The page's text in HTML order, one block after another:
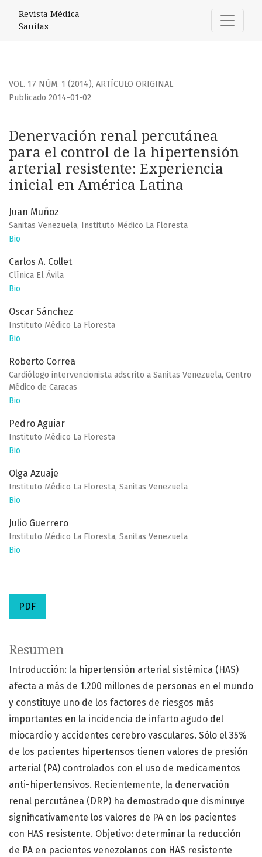
Denervación renal percutánea para el control de la
Revista Médica
Sanitas
VOL. 17 NÚM. 1 (2014), ARTÍCULO ORIGINAL
Denervación renal percutánea
para el control de la hipertensión
arterial resistente: Experiencia
inicial en América Latina
Publicado 2014-01-02
Juan Muñoz
Sanitas Venezuela, Instituto Médico La Floresta
Bio
Carlos A. Collet
Clínica El Ávila
Bio
Oscar Sánchez
Instituto Médico La Floresta
Bio
Roberto Correa
Cardiólogo intervencionista adscrito a Sanitas Venezuela, Centro
Médico de Caracas
Bio
Pedro Aguiar
Instituto Médico La Floresta
Bio
Olga Azuaje
Instituto Médico La Floresta, Sanitas Venezuela
Bio
Julio Guerrero
Instituto Médico La Floresta, Sanitas Venezuela
Bio
PDF
Resumen
Introducción: la hipertensión arterial sistémica (HAS)
afecta a más de 1.200 millones de personas en el mundo
y constituye uno de los factores de riesgos más
importantes en la incidencia de infarto agudo del
miocardio y accidentes cerebro vasculares. Sólo el 35%
de los pacientes hipertensos tienen valores de presión
arterial (PA) controlados con el uso de medicamentos
anti-hipertensivos. Recientemente, la denervación
renal percutánea (DRP) ha demostrado que disminuye
significativamente los valores de PA en los pacientes
con HAS resistente. Objetivo: determinar la reducción
de PA en pacientes venezolanos con HAS resistente